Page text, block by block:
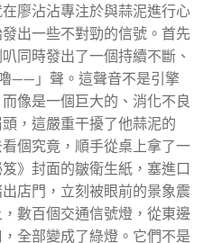
廖沾沾專注於與蒜泥進行心
出一些不對勁的信號。首先
同時發出了一個持續不斷、
——」聲。這聲音不是引擎
像是一個巨大的、消化不良
，這嚴重干擾了他蒜泥的
看個究竟，順手從桌上拿了一
》封面的皺衛生紙，塞進口
店門，立刻被眼前的景象震
數百個交通信號燈，從東邊
全部變成了綠燈。它們不是